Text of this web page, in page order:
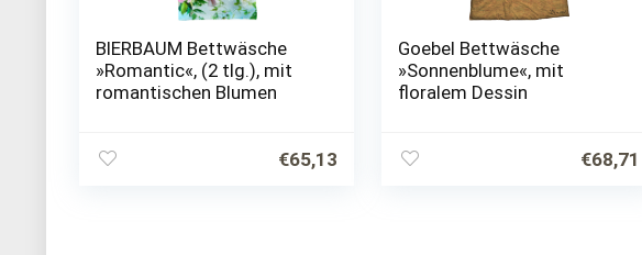
BIERBAUM Bettwäsche
»Romantic«, (2 tlg.), mit
romantischen Blumen
€65,13
Goebel Bettwäsche
»Sonnenblume«, mit
floralem Dessin
€68,71